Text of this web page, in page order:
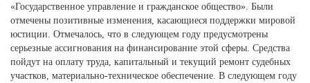
«Государственное управление и гражданское общество». Были
отмечены позитивные изменения, касающиеся поддержки мировой
юстиции. Отмечалось, что в следующем году предусмотрены
серьезные ассигнования на финансирование этой сферы. Средства
пойдут на оплату труда, капитальный и текущий ремонт судебных
участков, материально-техническое обеспечение. В следующем году